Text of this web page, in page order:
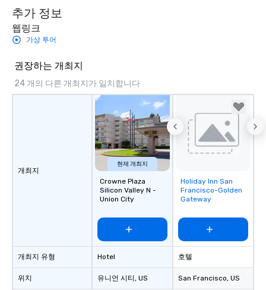
추가 정보
웹링크
가상 투어
권장하는 개최지
24 개의 다른 개최지가 일치합니다
개최지
개최지 유형
위치
현재 개최지
Crowne Plaza
Silicon Valley N -
Union City
Hotel
유니언 시티 , US
Removed from
favorites
Holiday Inn San
Francisco-Golden
Gateway
호텔
San Francisco, US